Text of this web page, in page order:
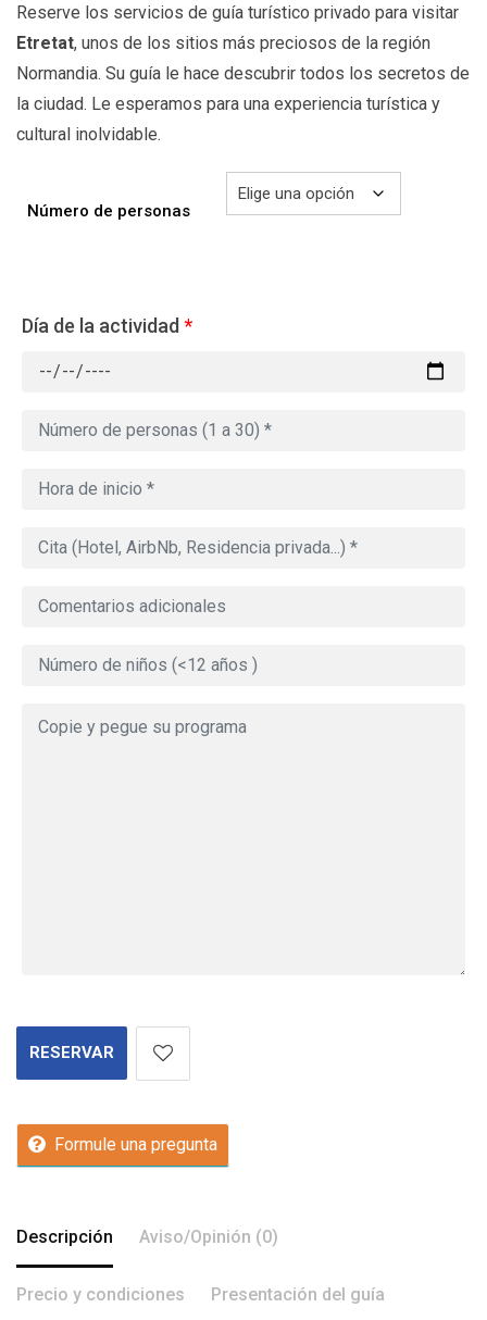
Reserve los servicios de guía turístico privado para visitar
Etretat, unos de los sitios más preciosos de la región
Normandia. Su guía le hace descubrir todos los secretos de
la ciudad. Le esperamos para una experiencia turística y
cultural inolvidable.
Número de personas
Día de la actividad *
RESERVAR
Formule una pregunta
Descripción Aviso/Opinión (0)
Precio y condiciones Presentación del guía